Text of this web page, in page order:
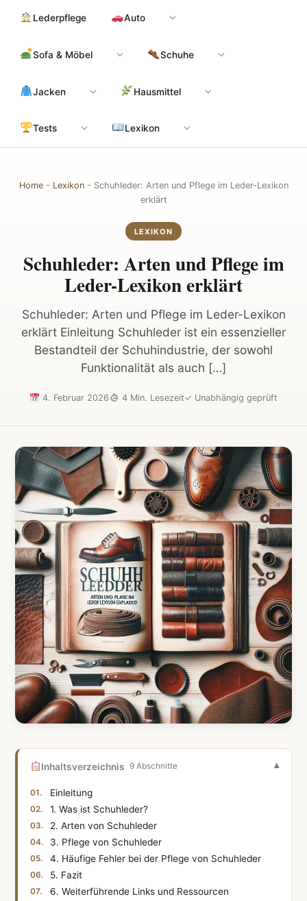
Inhalt
Lederpflege Auto
Sofa & Möbel Schuhe
Jacken Hausmittel
Tests Lexikon
Home- Lexikon- Schuhleder: Arten und Pflege im Leder-Lexikon
erklärt
LEXIKON
Schuhleder: Arten und Pflege im
Leder-Lexikon erklärt
Schuhleder: Arten und Pflege im Leder-Lexikon
erklärt Einleitung Schuhleder ist ein essenzieller
Bestandteil der Schuhindustrie, der sowohl
Funktionalität als auch […]
4. Februar 2026 4 Min. Lesezeit✓ Unabhängig geprüft
Inhaltsverzeichnis 9 Abschnitte
Einleitung
1. Was ist Schuhleder?
2. Arten von Schuhleder
3. Pflege von Schuhleder
4. Häufige Fehler bei der Pflege von Schuhleder
5. Fazit
6. Weiterführende Links und Ressourcen